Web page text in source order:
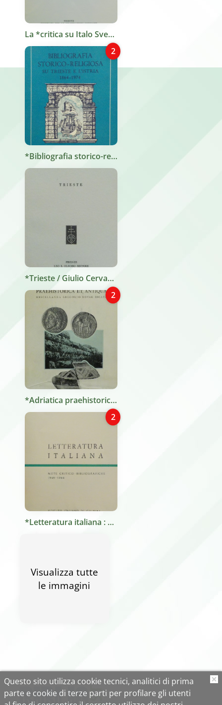
La *critica su Italo Svevo nelle biblioteche triestine, 1892-1978 / bibliografia a cura di Attilio Bonduri ; con un saggio di Bruno Maier su La critica sveviana contemporanea. - Trieste : Comitato per le celebrazioni sveviane, 1979. - 69 p. ; 24 cm. (((In testa al frontespizio.: Università degli studi di Trieste, Biblioteca civica Attilio Hortis
*Bibliografia storico-religiosa su Trieste e l'Istria : (1864-1974) / P. Zovatto, P.A.Passolunghi. - Roma : Multigrafica, 1978. - XXIII, 188 p., 8 p. di tav. ; 22 cm
2
*Trieste / Giulio Cervani. - Firenze : Olschki, 1971. - P. 746-758 ; 24 c. ((Estr. da: Bibliografia dell'età del Risorgimento in onore di Alberto M. Ghisalberti, v. 1.
*Adriatica praehistorica et antiqua : Zbornik radova posvećen Grgi Novaku / V. Mirosavljević, D. Rendić-Miočević, M. Suić. - Zagreb : Sveučilite u Zagrebu, Arheoloki Institut Filozofskog Fakulteta, 1970. - XXXIV, 739 p., [8] carte di tav. ripiegate : ill. ; 24 cm.
2
*Letteratura italiana : note critico-bibliografiche 1945-1964 / Felice del Beccaro. - Parigi : Istituto italiano di cultura, 1965. - 240 p. : ill. ; 22 cm.
2
Visualizza tutte
le immagini
Questo sito utilizza cookie tecnici, analitici di prima
parte e cookie di terze parti per profilare gli utenti